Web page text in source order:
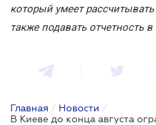
который умеет
также подавать отчетность
Главная / Новости /